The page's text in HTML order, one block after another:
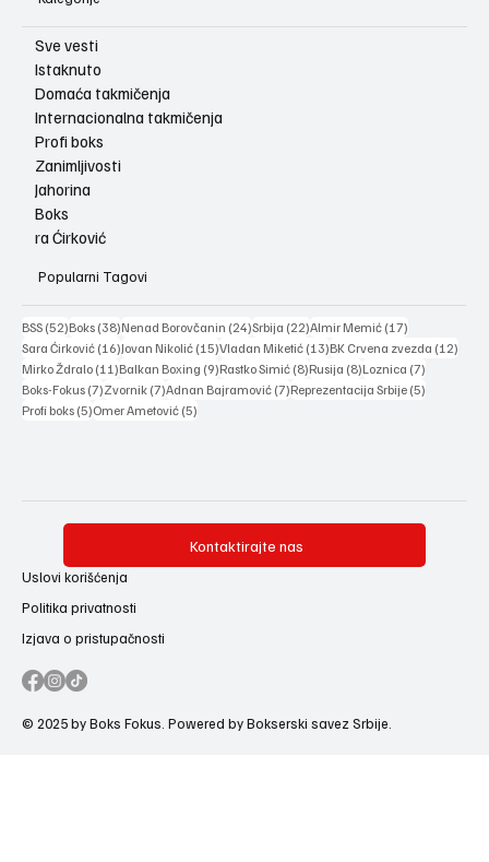
Sve vesti
Istaknuto
Domaća takmičenja
Internacionalna takmičenja
Profi boks
Zanimljivosti
Jahorina
Boks
ra Ćirković
Popularni Tagovi
BSS (52)52 posts
Boks (38)38 posts
Nenad Borovčanin (24)24 posts
Srbija (22)22 posts
Almir Memić (17)
Sara Ćirković (16)16 posts
Jovan Nikolić (15)15 posts
Vladan Miketić (13)13 posts
BK Crvena zvezda (12)
Mirko Ždralo (11)11 posts
Balkan Boxing (9)9 posts
Rastko Simić (8)8 posts
Rusija (8)8 posts
Loznica (7)
Boks-Fokus (7)7 posts
Zvornik (7)7 posts
Adnan Bajramović (7)7 posts
Reprezentacija Srbije (5)
Profi boks (5)5 posts
Omer Ametović (5)
Kontaktirajte nas
Uslovi korišćenja
Politika privatnosti
Izjava o pristupačnosti
© 2025 by Boks Fokus. Powered by Bokserski savez Srbije.